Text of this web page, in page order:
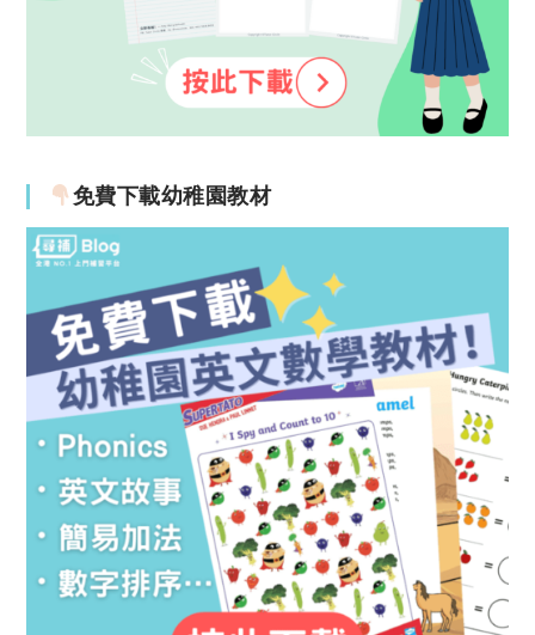
免費下載幼稚園教材